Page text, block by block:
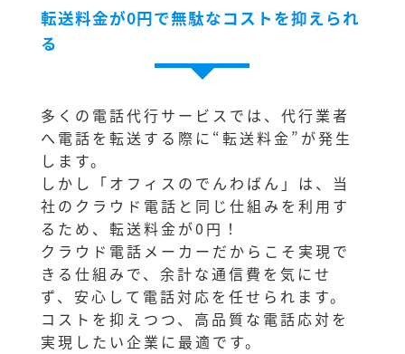
転送料金が0円で無駄なコストを抑えられ
る
多くの電話代行サービスでは、代行業者
へ電話を転送する際に“転送料金”が発生
します。
しかし「オフィスのでんわばん」は、当
社のクラウド電話と同じ仕組みを利用す
るため、転送料金が0円！
クラウド電話メーカーだからこそ実現で
きる仕組みで、余計な通信費を気にせ
ず、安心して電話対応を任せられます。
コストを抑えつつ、高品質な電話応対を
実現したい企業に最適です。